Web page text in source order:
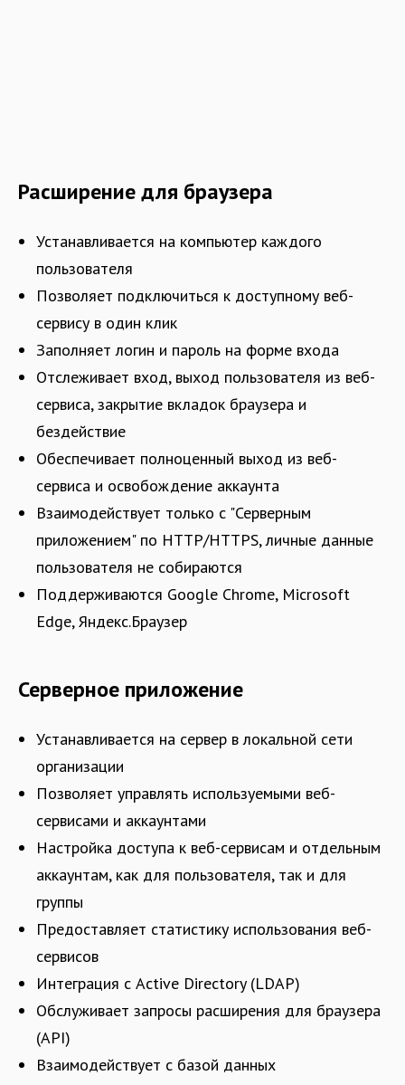
Расширение для браузера
Устанавливается на компьютер каждого
пользователя
Позволяет подключиться к доступному веб-
сервису в один клик
Заполняет логин и пароль на форме входа
Отслеживает вход, выход пользователя из веб-
сервиса, закрытие вкладок браузера и
бездействие
Обеспечивает полноценный выход из веб-
сервиса и освобождение аккаунта
Взаимодействует только с "Серверным
приложением" по HTTP/HTTPS, личные данные
пользователя не собираются
Поддерживаются Google Chrome, Microsoft
Edge, Яндекс.Браузер
Серверное приложение
Устанавливается на сервер в локальной сети
организации
Позволяет управлять используемыми веб-
сервисами и аккаунтами
Настройка доступа к веб-сервисам и отдельным
аккаунтам, как для пользователя, так и для
группы
Предоставляет статистику использования веб-
сервисов
Интеграция с Active Directory (LDAP)
Обслуживает запросы расширения для браузера
(API)
Взаимодействует с базой данных